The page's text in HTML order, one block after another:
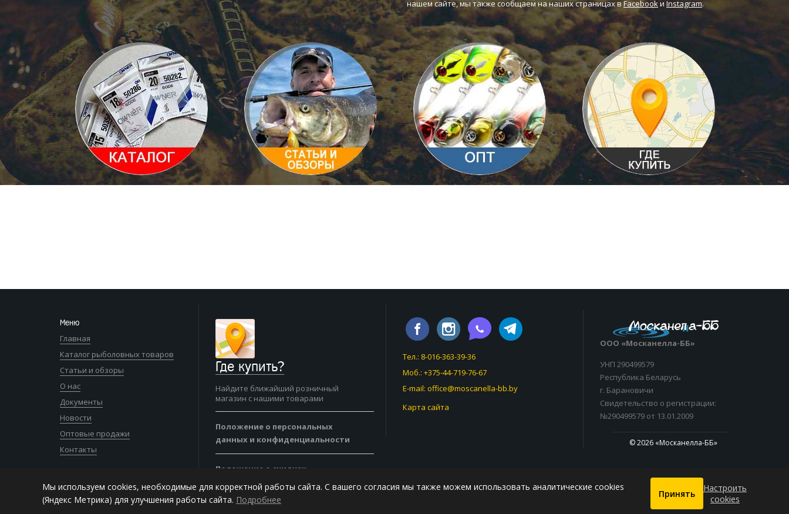
нашем сайте, мы также сообщаем на наших страницах в Facebookи Instagram.
Каталог товаров Статьи и Обзоры товаров Оптовая торговля Где купить в розницу?
Меню
Главная
Каталог рыболовных товаров
Статьи и обзоры
О нас
Документы
Новости
Оптовые продажи
Контакты
Где купить?
Найдите ближайший розничный
магазин с нашими товарами
Положение о персональных
данных и конфиденциальности
Положение о скидках
Тел.: 8-016-363-39-36
Моб.: +375-44-719-76-67
E-mail: office@moscanella-bb.by
Карта сайта
ООО «Москанелла-ББ»
УНП 290499579
Республика Беларусь
г. Барановичи
Свидетельство о регистрации:
№290499579 от 13.01.2009
© 2026 «Москанелла-ББ»
Мы используем cookies, необходимые для корректной работы сайта. С вашего согласия мы также можем использовать аналитические cookies
(Яндекс Метрика) для улучшения работы сайта. Подробнее
Принять
Настроить
cookies